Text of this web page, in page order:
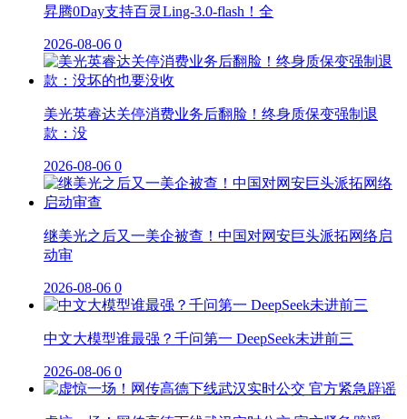
昇腾0Day支持百灵Ling-3.0-flash！全
2026-08-06 0
美光英睿达关停消费业务后翻脸！终身质保变强制退
款：没
2026-08-06 0
继美光之后又一美企被查！中国对网安巨头派拓网络启
动审
2026-08-06 0
中文大模型谁最强？千问第一 DeepSeek未进前三
2026-08-06 0